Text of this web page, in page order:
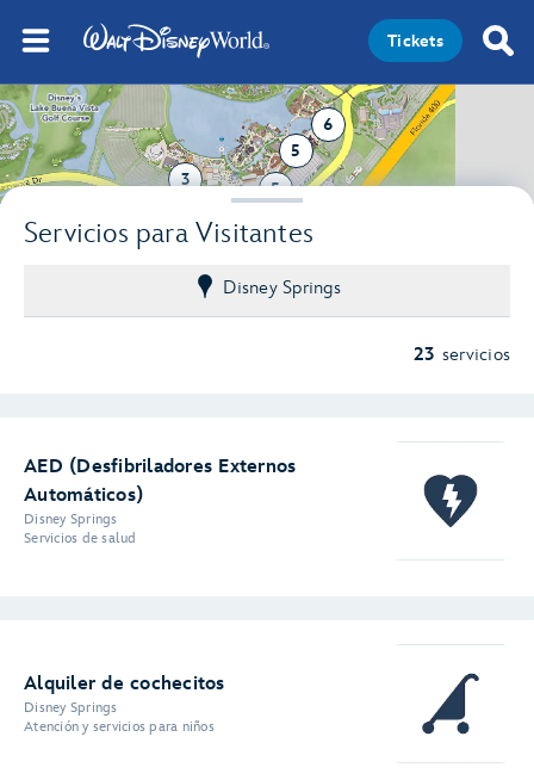
Tickets
Servicios para Visitantes
Disney Springs
23 servicios
AED (Desfibriladores Externos
Automáticos)
Disney Springs
Servicios de salud
Alquiler de cochecitos
Disney Springs
Atención y servicios para niños
3 5
5
6